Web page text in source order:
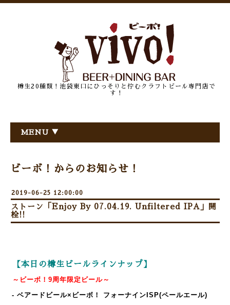
樽生20種類！池袋東口にひっそりと佇むクラフトビール専門店で
す！
MENU ▼
ビーボ！からのお知らせ！
2019-06-25 12:00:00
ストーン「Enjoy By 07.04.19. Unfiltered IPA」開
栓!!
【本日の樽生ビールラインナップ】
～ビーボ！ 9周年限定ビール～
- ベアードビール×ビーボ！ フォーナインISP(ペールエール)